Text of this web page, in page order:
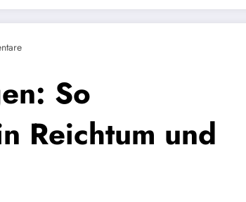
So
Reichtum und